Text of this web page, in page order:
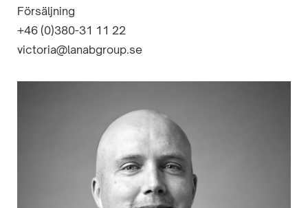
Försäljning
+46 (0)380-31 11 22
victoria@lanabgroup.se